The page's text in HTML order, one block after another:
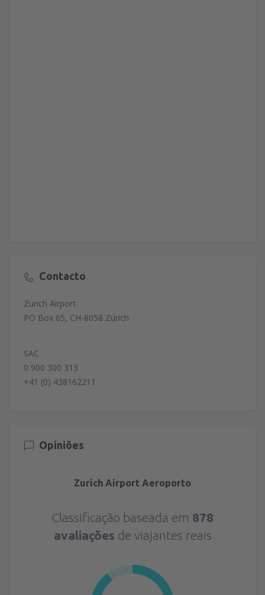
Contacto
Zurich Airport
PO Box 65, CH-8058 Zürich
SAC
0 900 300 313
+41 (0) 438162211
Opiniões
Zurich Airport Aeroporto
Classificação baseada em 878
avaliações de viajantes reais